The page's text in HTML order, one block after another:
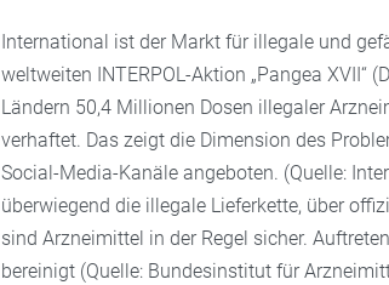
International ist der Markt für illegale und
weltweiten INTERPOL-Aktion „Pangea XVII“
Ländern 50,4 Millionen Dosen illegaler
verhaftet. Das zeigt die Dimension des
Social-Media-Kanäle angeboten. (Quelle:
überwiegend die illegale Lieferkette, über
sind Arzneimittel in der Regel sicher.
bereinigt (Quelle: Bundesinstitut für